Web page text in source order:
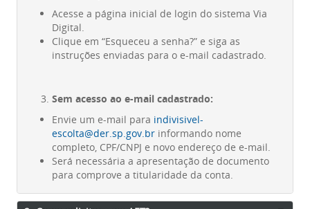
Acesse a página inicial de login do sistema Via
Digital.
Clique em “Esqueceu a senha?” e siga as
instruções enviadas para o e-mail cadastrado.
Sem acesso ao e-mail cadastrado:
Envie um e-mail para indivisivel-
escolta@der.sp.gov.br informando nome
completo, CPF/CNPJ e novo endereço de e-mail.
Será necessária a apresentação de documento
para comprove a titularidade da conta.